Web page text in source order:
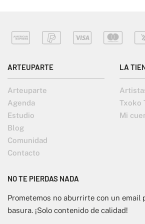
ARTEUPARTE
Arteuparte
Agenda
Estudio
Blog
Comunidad
Contacto
LA
Txoko
Mi
NO TE PIERDAS NADA
Prometemos no aburrirte con un email
basura. ¡Solo contenido de calidad!